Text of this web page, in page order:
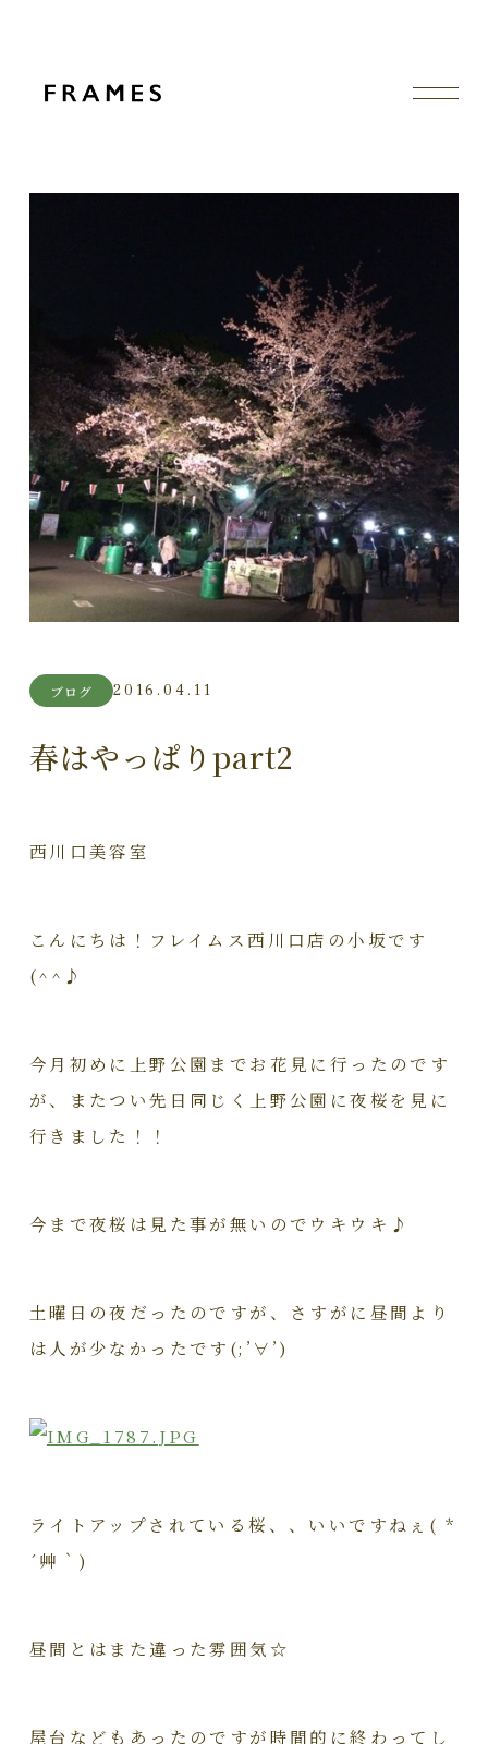
ブログ 2016.04.11
春はやっぱりpart2
西川口美容室
こんにちは！フレイムス西川口店の小坂です
(^^♪
今月初めに上野公園までお花見に行ったのです
が、またつい先日同じく上野公園に夜桜を見に
行きました！！
今まで夜桜は見た事が無いのでウキウキ♪
土曜日の夜だったのですが、さすがに昼間より
は人が少なかったです(;’∀’)
ライトアップされている桜、、いいですねぇ( *
´艸｀)
昼間とはまた違った雰囲気☆
屋台などもあったのですが時間的に終わってし